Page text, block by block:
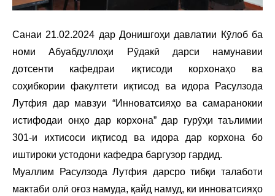
Санаи 21.02.2024 дар Донишгоҳи давлатии Кӯлоб ба
номи Абуабдуллоҳи Рӯдакӣ дарси намунавии
дотсенти кафедраи иқтисоди корхонаҳо ва
соҳибкории факултети иқтисод ва идора Расулзода
Лутфия дар мавзуи “Инноватсияҳо ва самаранокии
истифодаи онҳо дар корхона” дар гурӯҳи таълимии
301-и ихтисоси иқтисод ва идора дар корхона бо
иштироки устодони кафедра баргузор гардид.
Муаллим Расулзода Лутфия дарсро тибқи талаботи
мактаби олӣ оғоз намуда, қайд намуд, ки инноватсияҳо